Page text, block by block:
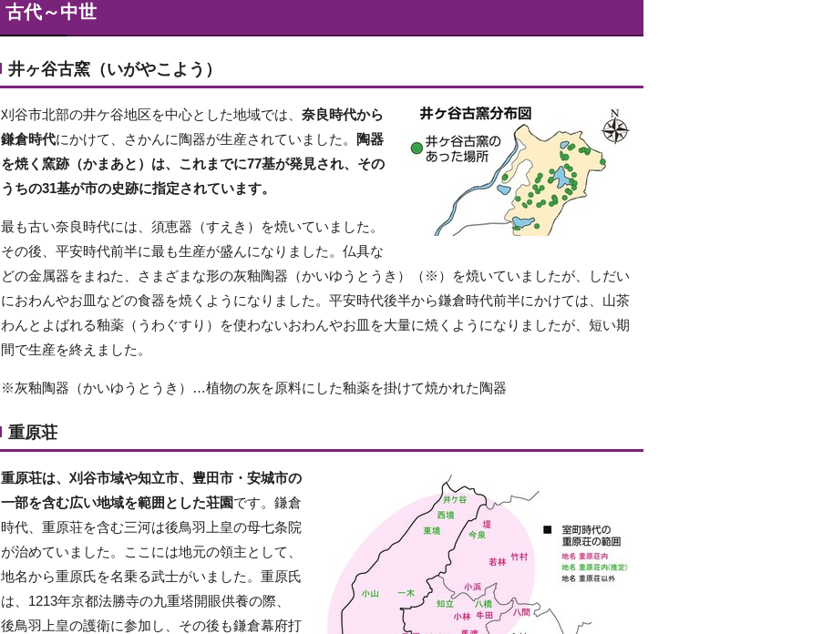
古代～中世
井ヶ谷古窯（いがやこよう）
刈谷市北部の井ケ谷地区を中心とした地域では、 奈良時代から
鎌倉時代にかけて、さかんに陶器が生産されていました。
陶器
を焼く窯跡（かまあと）は、これまでに77基が発見され、その
うちの31基が市の史跡に指定されています。
最も古い奈良時代には、須恵器（すえき）を焼いていました。
その後、平安時代前半に最も生産が盛んになりました。仏具な
どの金属器をまねた、さまざまな形の灰釉陶器（かいゆうとうき）（※）を焼いていましたが、しだい
におわんやお皿などの食器を焼くようになりました。平安時代後半から鎌倉時代前半にかけては、山茶
わんとよばれる釉薬（うわぐすり）を使わないおわんやお皿を大量に焼くようになりましたが、短い期
間で生産を終えました。
※灰釉陶器（かいゆうとうき）…植物の灰を原料にした釉薬を掛けて焼かれた陶器
重原荘
重原荘は、刈谷市域や知立市、豊田市・安城市の
一部を含む広い地域を範囲とした荘園です。鎌倉
時代、重原荘を含む三河は後鳥羽上皇の母七条院
が治めていました。ここには地元の領主として、
地名から重原氏を名乗る武士がいました。重原氏
は、1213年京都法勝寺の九重塔開眼供養の際、
後鳥羽上皇の護衛に参加し、その後も鎌倉幕府打